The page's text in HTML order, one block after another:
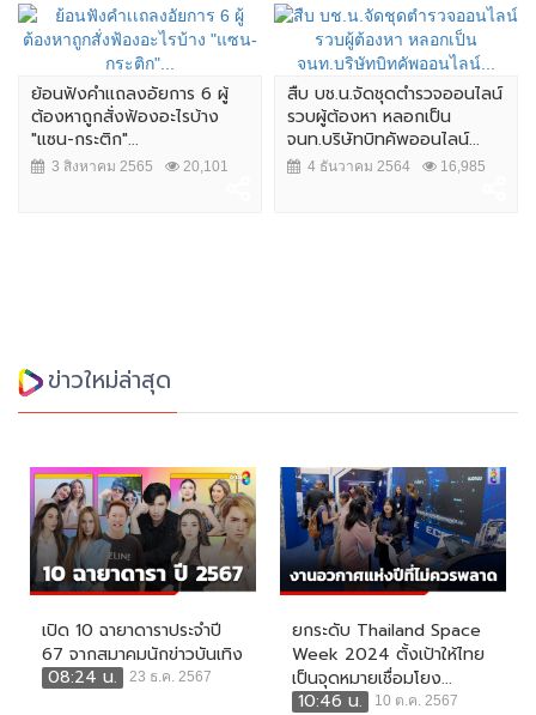
ย้อนฟังคำเเถลงอัยการ 6 ผู้
ต้องหาถูกสั่งฟ้องอะไรบ้าง
"แซน-กระติก"...
3 สิงหาคม 2565 20,101
สืบ บช.น.จัดชุดตำรวจออนไลน์
รวบผู้ต้องหา หลอกเป็น
จนท.บริษัทบิทคัพออนไลน์...
4 ธันวาคม 2564 16,985
ข่าวใหม่ล่าสุด
เปิด 10 ฉายาดาราประจำปี
67 จากสมาคมนักข่าวบันเทิง
08:24 น.
23 ธ.ค. 2567
ยกระดับ Thailand Space
Week 2024 ตั้งเป้าให้ไทย
เป็นจุดหมายเชื่อมโยง...
10:46 น.
10 ต.ค. 2567